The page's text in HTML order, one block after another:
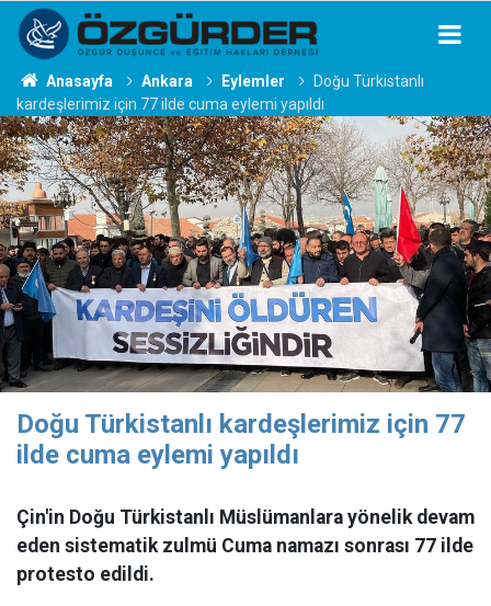
Anasayfa Ankara Eylemler
Doğu Türkistanlı
kardeşlerimiz için 77 ilde cuma eylemi yapıldı
Doğu Türkistanlı kardeşlerimiz için 77
ilde cuma eylemi yapıldı
Çin'in Doğu Türkistanlı Müslümanlara yönelik devam
eden sistematik zulmü Cuma namazı sonrası 77 ilde
protesto edildi.